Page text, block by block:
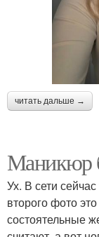
читать дальше →
Маникюр
Ух. В сети
второго фото
состоятельные